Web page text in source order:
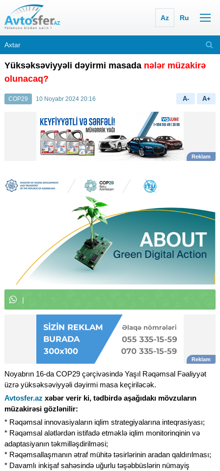
Az Ru
Yüksəksəviyyəli dəyirmi masada nələr müzakirə
olunacaq?
COP29 10 Noyabr 2024 20:16 A- A+
W
Noyabrın 16-da COP29 çərçivəsində Yaşıl Rəqəmsal Fəaliyyət
üzrə yüksəksəviyyəli dəyirmi masa keçiriləcək.
Avtosfer.az xəbər verir ki, tədbirdə aşağıdakı mövzuların
müzakirəsi gözlənilir:
* Rəqəmsal innovasiyaların iqlim strategiyalarına inteqrasiyası;
* Rəqəmsal alətlərdən istifadə etməklə iqlim monitorinqinin və
adaptasiyanın təkmilləşdirilməsi;
* Rəqəmsallaşmanın ətraf mühitə təsirlərinin aradan qaldırılması;
* Davamlı inkişaf sahəsində uğurlu təşəbbüslərin nümayiş